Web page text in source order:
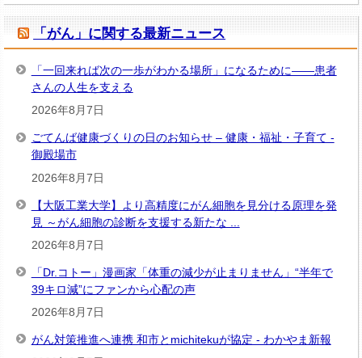
「がん」に関する最新ニュース
「一回来れば次の一歩がわかる場所」になるために――患者
さんの人生を支える
2026年8月7日
ごてんば健康づくりの日のお知らせ – 健康・福祉・子育て -
御殿場市
2026年8月7日
【大阪工業大学】より高精度にがん細胞を見分ける原理を発
見 ～がん細胞の診断を支援する新たな ...
2026年8月7日
「Dr.コトー」漫画家「体重の減少が止まりません」“半年で
39キロ減”にファンから心配の声
2026年8月7日
がん対策推進へ連携 和市とmichitekuが協定 - わかやま新報